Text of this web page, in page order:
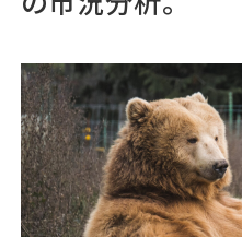
運営会社
ファミリーオフィスとは
関連書籍